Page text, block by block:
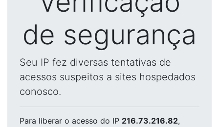
de segurança
Seu IP fez diversas tentativas de
acessos suspeitos a sites hospedados
conosco.
Para liberar o acesso do IP 216.73.216.82,